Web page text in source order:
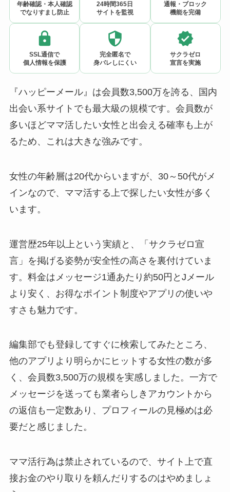
年齢確認・本人確認
でなりすまし防止
24時間365日
サイトを監視
通報・ブロック
機能を完備
SSL通信で
個人情報を保護
完全匿名で
身バレしにくい
サクラゼロ
宣言を実施
『ハッピーメール』は会員数3,500万を誇る、国内
出会い系サイトでも最大級の規模です。会員数が
多いほどママ活したい女性と出会える確率も上が
るため、これは大きな強みです。
女性の年齢層は20代からいますが、30～50代がメ
インなので、ママ活する上で探したい女性が多く
います。
運営歴25年以上という実績と、「サクラゼロ宣
言」を掲げる姿勢が安全性の高さを裏付けていま
す。料金はメッセージ1通あたり約50円とJメール
より安く、お得なポイント制度やアプリの使いや
すさも魅力です。
編集部でも登録してすぐに検索してみたところ、
他のアプリより明らかにヒットする女性の数が多
く、会員数3,500万の規模を実感しました。一方で
メッセージを送っても業者らしきアカウントから
の返信も一定数あり、プロフィールの見極めは必
要だと感じました。
ママ活行為は禁止されているので、サイト上で直
接お金のやり取りを頼んだりするのはやめましょ